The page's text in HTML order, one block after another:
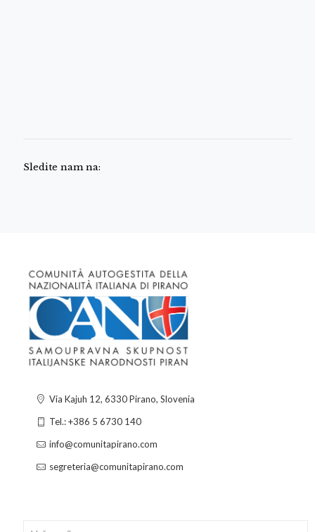
Sledite nam na:
Via Kajuh 12, 6330 Pirano, Slovenia
Tel.: +386 5 6730 140
info@comunitapirano.com
segreteria@comunitapirano.com